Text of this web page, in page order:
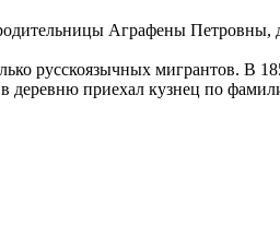
Аграфены
русскоязычных мигрантов. В
деревню приехал кузнец по